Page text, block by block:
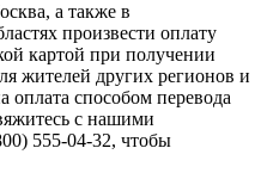
а также в
произвести оплату
картой при получении
жителей других регионов и
оплата способом перевода
с нашими
555-04-32, чтобы